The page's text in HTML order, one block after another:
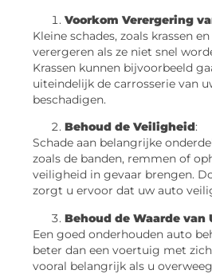
Voorkom Verergering
Kleine schades, zoals krassen
verergeren als ze niet snel
Krassen kunnen bijvoorbeeld
uiteindelijk de carrosserie van
beschadigen.
Behoud de Veiligheid:
Schade aan belangrijke
zoals de banden, remmen of
veiligheid in gevaar brengen.
zorgt u ervoor dat uw auto
Behoud de Waarde van
Een goed onderhouden auto
beter dan een voertuig met
vooral belangrijk als u